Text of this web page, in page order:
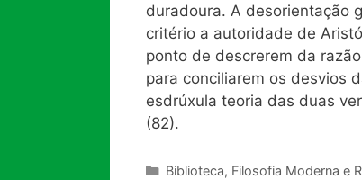
duradoura. A desorientação
critério a autoridade de
ponto de descrerem da
para conciliarem os desvios
esdrúxula teoria das duas
(82).
Categorias
Biblioteca, Filosofia Moderna e